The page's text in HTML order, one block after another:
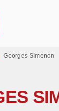
Georges Simenon